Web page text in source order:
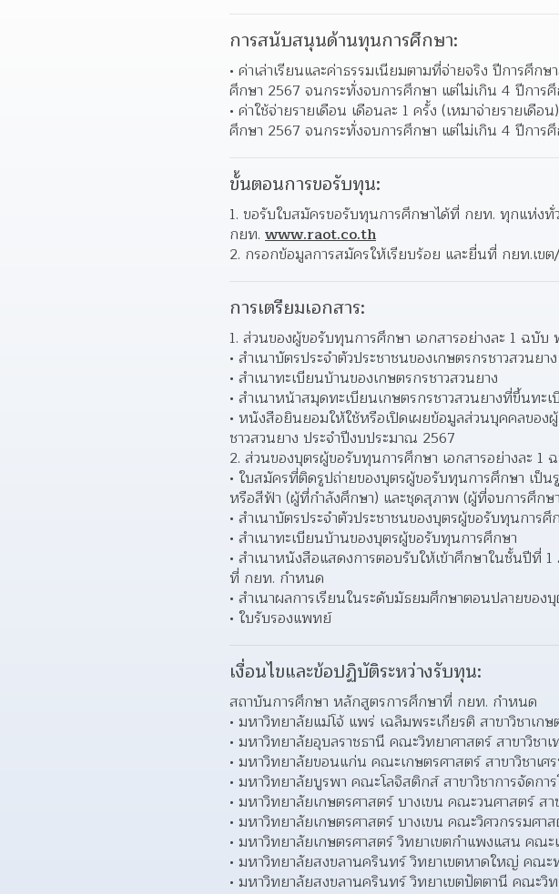
การสนับสนุนด้านทุนการศึกษา:
ค่าเล่าเรียนและค่าธรรมเนียมตามที่จ่ายจริง ปีการศึ
ศึกษา 2567 จนกระทั่งจบการศึกษา แต่ไม่เกิน 4 ปีการ
ค่าใช้จ่ายรายเดือน เดือนละ 1 ครั้ง (เหมาจ่ายรายเดื
ศึกษา 2567 จนกระทั่งจบการศึกษา แต่ไม่เกิน 4 ปีการ
ขั้นตอนการขอรับทุน:
1. ขอรับใบสมัครขอรับทุนการศึกษาได้ที่ กยท. ทุกแห่งทั่
กยท. www.raot.co.th
2. กรอกข้อมูลการสมัครให้เรียบร้อย และยื่นที่ กยท.เ
การเตรียมเอกสาร:
1. ส่วนของผู้ขอรับทุนการศึกษา เอกสารอย่างละ 1 ฉบับ
สำเนาบัตรประจำตัวประชาชนของเกษตรกรชาวสวนยาง
สำเนาทะเบียนบ้านของเกษตรกรชาวสวนยาง
สำเนาหน้าสมุดทะเบียนเกษตรกรชาวสวนยางที่ขึ้นทะ
หนังสือยินยอมให้ใช้หรือเปิดเผยข้อมูลส่วนบุคคลของ
ชาวสวนยาง ประจำปีงบประมาณ 2567
2. ส่วนของบุตรผู้ขอรับทุนการศึกษา เอกสารอย่างละ 1
ใบสมัครที่ติดรูปถ่ายของบุตรผู้ขอรับทุนการศึกษา เป็
หรือสีฟ้า (ผู้ที่กำลังศึกษา) และชุดสุภาพ (ผู้ที่จบการศึกษ
สำเนาบัตรประจำตัวประชาชนของบุตรผู้ขอรับทุนการศึ
สำเนาทะเบียนบ้านของบุตรผู้ขอรับทุนการศึกษา
สำเนาหนังสือแสดงการตอบรับให้เข้าศึกษาในชั้นปีที่
ที่ กยท. กำหนด
สำเนาผลการเรียนในระดับมัธยมศึกษาตอนปลายของ
ใบรับรองแพทย์
เงื่อนไขและข้อปฏิบัติระหว่างรับทุน:
สถาบันการศึกษา หลักสูตรการศึกษาที่ กยท. กำหนด
มหาวิทยาลัยแม่โจ้ แพร่ เฉลิมพระเกียรติ สาขาวิชาเก
มหาวิทยาลัยอุบลราชธานี คณะวิทยาศาสตร์ สาขาวิชา
มหาวิทยาลัยขอนแก่น คณะเกษตรศาสตร์ สาขาวิชาเ
มหาวิทยาลัยบูรพา คณะโลจิสติกส์ สาขาวิชาการจัดก
มหาวิทยาลัยเกษตรศาสตร์ บางเขน คณะวนศาสตร์ ส
มหาวิทยาลัยเกษตรศาสตร์ บางเขน คณะวิศวกรรมศา
มหาวิทยาลัยเกษตรศาสตร์ วิทยาเขตกำแพงแสน คณ
มหาวิทยาลัยสงขลานครินทร์ วิทยาเขตหาดใหญ่ คณ
มหาวิทยาลัยสงขลานครินทร์ วิทยาเขตปัตตานี คณะวิท